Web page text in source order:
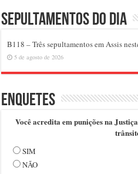
Sepultamentos do dia
B118 – Três sepultamentos em Assis
5 de agosto de 2026
Enquetes
Você acredita em punições na
SIM
NÃO